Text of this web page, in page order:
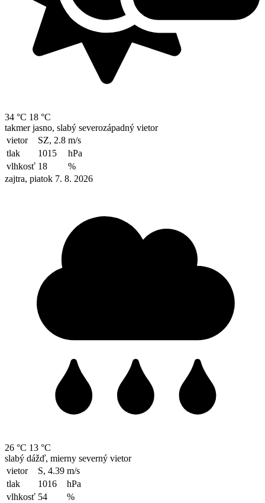
34 °C 18 °C
takmer jasno, slabý severozápadný vietor
vietor
SZ, 2.8 m/s
tlak
1015
hPa
vlhkosť 18
%
zajtra, piatok 7. 8. 2026
26 °C 13 °C
slabý dážď, mierny severný vietor
vietor
S, 4.39 m/s
tlak
1016
hPa
vlhkosť 54
%